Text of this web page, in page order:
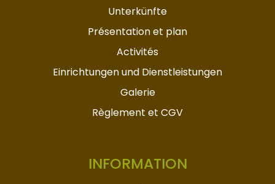
Unterkünfte
Présentation et plan
Activités
Einrichtungen und Dienstleistungen
Galerie
Règlement et CGV
INFORMATION